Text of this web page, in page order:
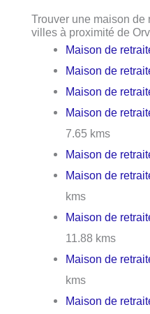
Trouver une maison de
villes à proximité de
Maison de
Maison de
Maison de
Maison de
7.65 kms
Maison de
Maison de
kms
Maison de
11.88 kms
Maison de
kms
Maison de